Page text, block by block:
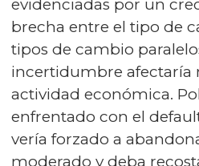
evidenciadas por un
brecha entre el tipo de
tipos de cambio
incertidumbre afectaría
actividad económica.
enfrentado con el
vería forzado a
moderado y deba